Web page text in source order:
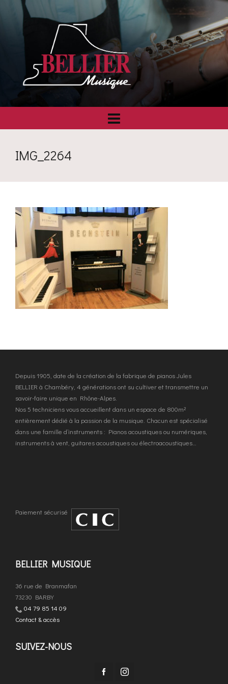
IMG_2264
Depuis 1905, date de la création de la fabrique de pianos Jules
BELLIER à Chambéry, 4 générations ont su cultiver et transmettre un
savoir-faire unique en Rhône-Alpes.
Nos 5 techniciens vous accueillent dans un espace de 800m²
entièrement dédié à la passion de la musique. Chacun est spécialisé
dans une famille d’instruments : Pianos acoustiques ou numériques,
instruments à vent, guitares acoustiques ou électroacoustiques…
Paiement sécurisé
BELLIER MUSIQUE
36 rue de Branmafan
73230 BARBY
04 79 85 14 09
Contact & accès
SUIVEZ-NOUS